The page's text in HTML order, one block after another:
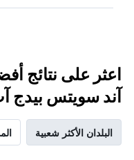
اعثر على نتائج
آند سويتس بيدج
البلدان الأكثر شعبية